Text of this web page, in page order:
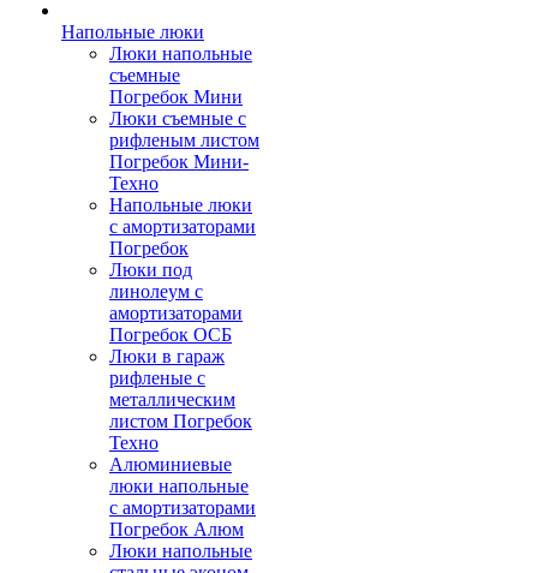
Напольные люки
Люки напольные
съемные
Погребок Мини
Люки съемные с
рифленым листом
Погребок Мини-
Техно
Напольные люки
с амортизаторами
Погребок
Люки под
линолеум с
амортизаторами
Погребок ОСБ
Люки в гараж
рифленые с
металлическим
листом Погребок
Техно
Алюминиевые
люки напольные
с амортизаторами
Погребок Алюм
Люки напольные